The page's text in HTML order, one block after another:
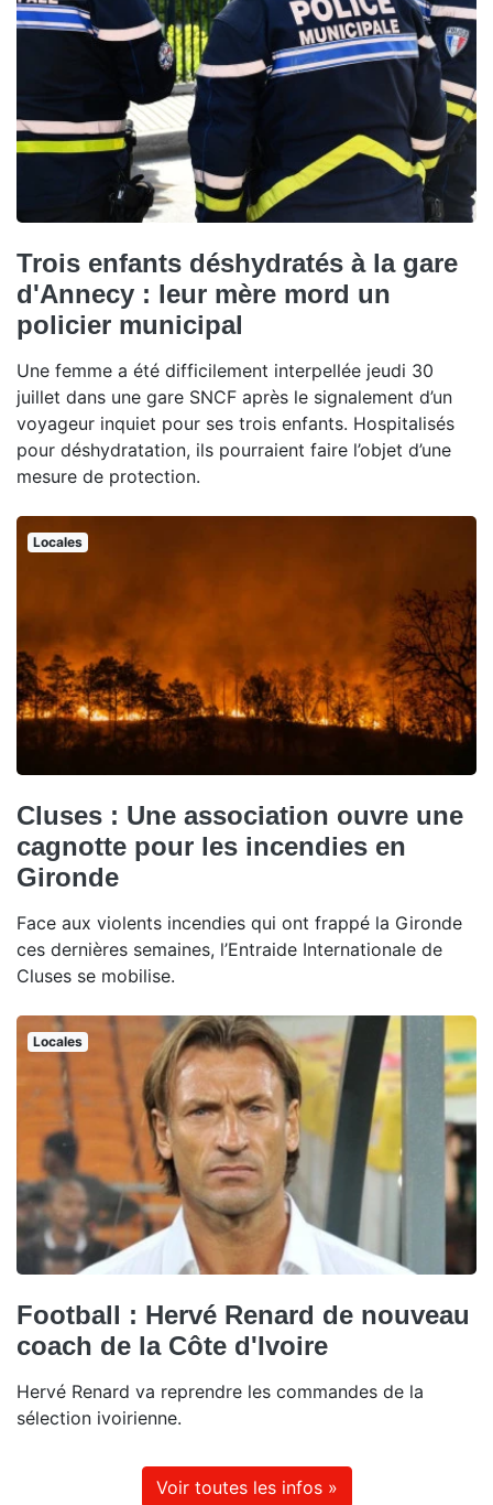
Trois enfants déshydratés à la gare
d'Annecy : leur mère mord un
policier municipal
Une femme a été difficilement interpellée jeudi 30
juillet dans une gare SNCF après le signalement d’un
voyageur inquiet pour ses trois enfants. Hospitalisés
pour déshydratation, ils pourraient faire l’objet d’une
mesure de protection.
Locales
Cluses : Une association ouvre une
cagnotte pour les incendies en
Gironde
Face aux violents incendies qui ont frappé la Gironde
ces dernières semaines, l’Entraide Internationale de
Cluses se mobilise.
Locales
Football : Hervé Renard de nouveau
coach de la Côte d'Ivoire
Hervé Renard va reprendre les commandes de la
sélection ivoirienne.
Voir toutes les infos »